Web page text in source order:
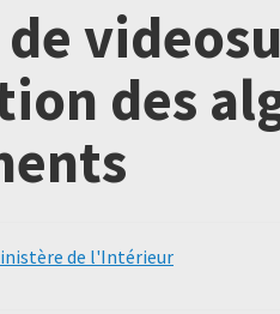
de
des
de l'Intérieur